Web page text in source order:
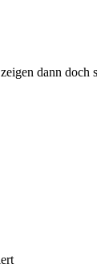
dann